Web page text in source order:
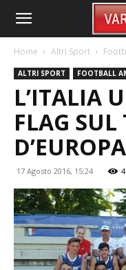
Home Altri Sport
ALTRI SPORT FOOTBALL
L’ITALIA
FLAG SUL
D’EUROPA
17 Agosto 2016, 15:24